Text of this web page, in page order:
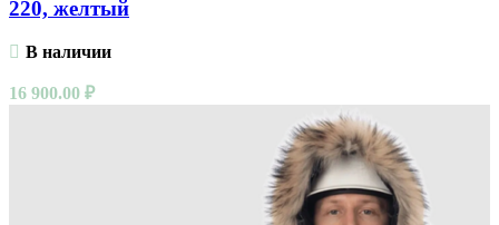
220, желтый
В наличии
16 900.00 ₽